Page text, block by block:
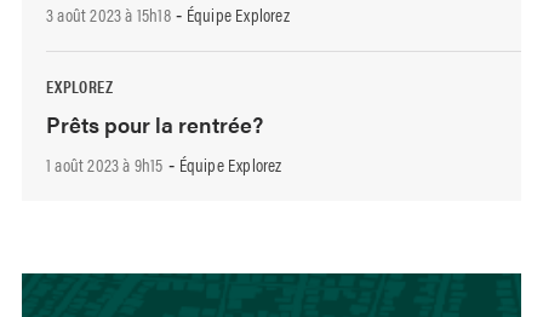
3 août 2023 à 15h18- Équipe Explorez
EXPLOREZ
Prêts pour la rentrée?
1 août 2023 à 9h15 - Équipe Explorez